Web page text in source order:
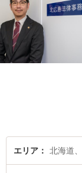
エリア 北海道